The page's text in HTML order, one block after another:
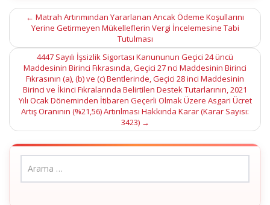
Post
navigation
← Matrah Artırımından Yararlanan Ancak Ödeme Koşullarını
Yerine Getirmeyen Mükelleflerin Vergi İncelemesine Tabi
Tutulması
4447 Sayılı İşsizlik Sigortası Kanununun Geçici 24 üncü
Maddesinin Birinci Fıkrasında, Geçici 27 nci Maddesinin Birinci
Fıkrasının (a), (b) ve (c) Bentlerinde, Geçici 28 inci Maddesinin
Birinci ve İkinci Fıkralarında Belirtilen Destek Tutarlarının, 2021
Yılı Ocak Döneminden İtibaren Geçerli Olmak Üzere Asgari Ücret
Artış Oranının (%21,56) Artırılması Hakkında Karar (Karar Sayısı:
3423) →